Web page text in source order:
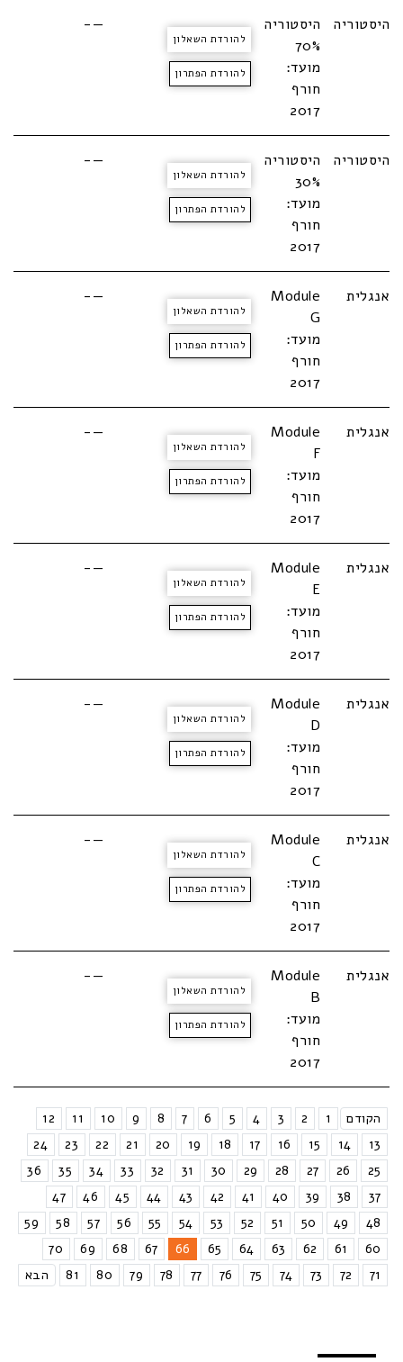
היסטוריה
היסטוריה
70%
מועד:
חורף
2017
להורדת השאלון
להורדת הפתרון
—-
היסטוריה
היסטוריה
30%
מועד:
חורף
2017
להורדת השאלון
להורדת הפתרון
—-
אנגלית
Module
G
מועד:
חורף
2017
להורדת השאלון
להורדת הפתרון
—-
אנגלית
Module
F
מועד:
חורף
2017
להורדת השאלון
להורדת הפתרון
—-
אנגלית
Module
E
מועד:
חורף
2017
להורדת השאלון
להורדת הפתרון
—-
אנגלית
Module
D
מועד:
חורף
2017
להורדת השאלון
להורדת הפתרון
—-
אנגלית
Module
C
מועד:
חורף
2017
להורדת השאלון
להורדת הפתרון
—-
אנגלית
Module
B
מועד:
חורף
2017
להורדת השאלון
להורדת הפתרון
—-
הקודם 1
2
3
4
5
6
7
8
9
10
11
12
13
14
15
16
17
18
19
20
21
22
23
24
25
26
27
28
29
30
31
32
33
34
35
36
37
38
39
40
41
42
43
44
45
46
47
48
49
50
51
52
53
54
55
56
57
58
59
60
61
62
63
64
65
66
67
68
69
70
71
72
73
74
75
76
77
78
79
80
81 הבא